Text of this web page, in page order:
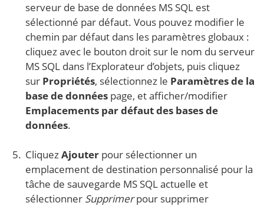
serveur de base de données MS SQL est
sélectionné par défaut. Vous pouvez modifier le
chemin par défaut dans les paramètres globaux :
cliquez avec le bouton droit sur le nom du serveur
MS SQL dans l’Explorateur d’objets, puis cliquez
sur Propriétés, sélectionnez le Paramètres de la
base de données page, et afficher/modifier
Emplacements par défaut des bases de
données.
CliquezAjouter pour sélectionner un
emplacement de destination personnalisé pour la
tâche de sauvegarde MS SQL actuelle et
sélectionner Supprimerpour supprimer